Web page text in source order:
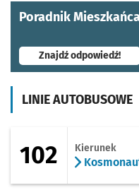
Poradnik
Znajdź odpowiedź!-
LINIE AUTOBUSOWE
102 - kierunek
102 Kierunek